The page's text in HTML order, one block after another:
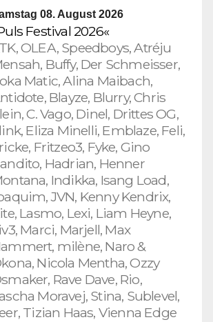
08. August 2026
Festival 2026«
OLEA, Speedboys, Atréju
Buffy, Der Schmeisser,
Matic, Alina Maibach,
Blayze, Blurry, Chris
C. Vago, Dinel, Drittes OG,
Eliza Minelli, Emblaze, Feli,
Fritzeo3, Fyke, Gino
Hadrian, Henner
Indikka, Isang Load,
JVN, Kenny Kendrix,
Lasmo, Lexi, Liam Heyne,
Marci, Marjell, Max
milène, Naro &
Nicola Mentha, Ozzy
Rave Dave, Rio,
Moravej, Stina, Sublevel,
Tizian Haas, Vienna Edge